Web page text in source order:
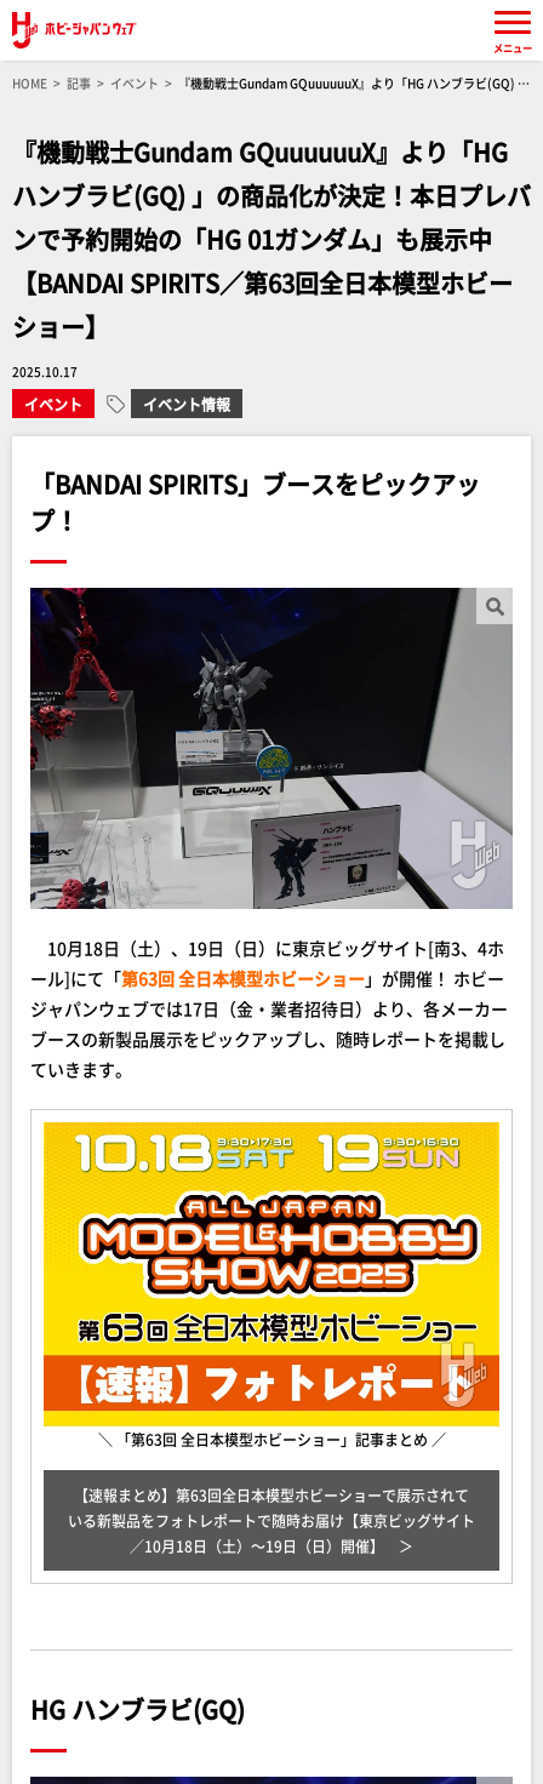
HOME 記事 イベント
『機動戦士Gundam GQuuuuuuX』より「HG ハンブラビ(GQ) 」
『機動戦士Gundam GQuuuuuuX』より「HG
ハンブラビ(GQ) 」の商品化が決定！本日プレバ
ンで予約開始の「HG 01ガンダム」も展示中
【BANDAI SPIRITS／第63回全日本模型ホビー
ショー】
2025.10.17
イベント イベント情報
「BANDAI SPIRITS」ブースをピックアッ
プ！
10月18日（土）、19日（日）に東京ビッグサイト[南3、4ホ
ール]にて「第63回 全日本模型ホビーショー」が開催！ ホビー
ジャパンウェブでは17日（金・業者招待日）より、各メーカー
ブースの新製品展示をピックアップし、随時レポートを掲載し
ていきます。
＼ 「第63回 全日本模型ホビーショー」記事まとめ ／
【速報まとめ】第63回全日本模型ホビーショーで展示されて
いる新製品をフォトレポートで随時お届け【東京ビッグサイト
／10月18日（土）～19日（日）開催】
HG ハンブラビ(GQ)
メニュー